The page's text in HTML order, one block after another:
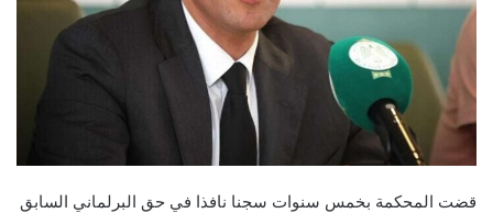
قضت المحكمة بخمس سنوات سجنا نافذا في حق البرلماني السابق